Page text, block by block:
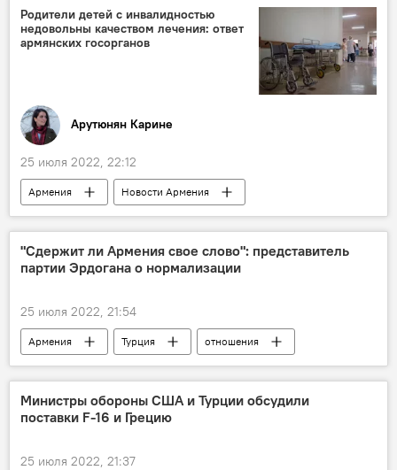
Родители детей с инвалидностью
недовольны качеством лечения: ответ
армянских госорганов
Арутюнян Карине
25 июля 2022, 22:12
Армения
Новости Армения
инвалиды
Министерство труда и по социальным вопросам
Общество
Минздрав
"Сдержит ли Армения свое слово": представитель
партии Эрдогана о нормализации
25 июля 2022, 21:54
Армения Турция
отношения
партия
спикер
Министры обороны США и Турции обсудили
поставки F-16 и Грецию
25 июля 2022, 21:37